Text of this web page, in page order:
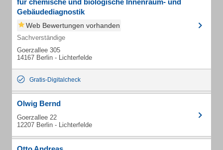
für chemische und biologische Innenraum- und
Gebäudediagnostik
Web Bewertungen vorhanden
Sachverständige
Goerzallee 305
14167 Berlin - Lichterfelde
Gratis-Digitalcheck
Olwig Bernd
Goerzallee 22
12207 Berlin - Lichterfelde